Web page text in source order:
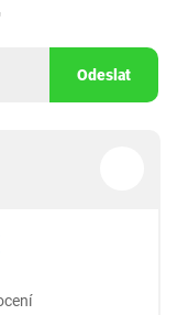
Odeslat